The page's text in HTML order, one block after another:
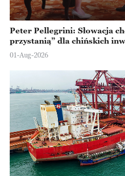
Peter Pellegrini: Słowacja
przystanią” dla chińskich
Europejskiej
01-Aug-2026